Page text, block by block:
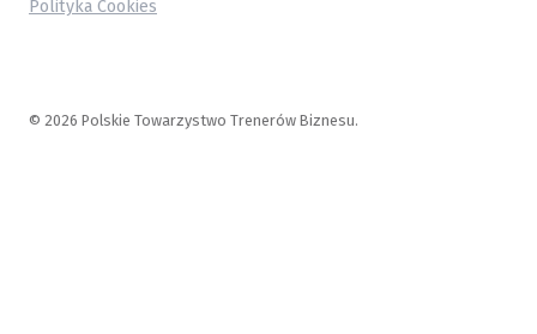
Polityka Cookies
© 2026 Polskie Towarzystwo Trenerów Biznesu.